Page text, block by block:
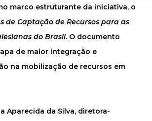
marco estruturante da iniciativa, o
de Captação de Recursos para as
do Brasil. O documento
de maior integração e
na mobilização de recursos em
Aparecida da Silva, diretora-